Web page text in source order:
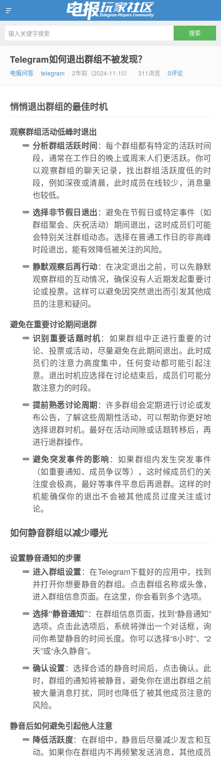
Telegram玩家社区
Telegram如何退出群组不被发现？
电报问答 telegram 2年前（2024-11-10） 311浏览 0评论
悄悄退出群组的最佳时机
观察群组活动低峰时退出
分析群组活跃时间：每个群组都有特定的活跃时间
段，通常在工作日的晚上或周末人们更活跃。你可
以观察群组的聊天记录，找出群组活跃度低的时
段，例如深夜或清晨，此时成员在线较少，消息量
也较低。
选择非节假日退出 ：避免在节假日或特定事件（如
群组聚会、庆祝活动）期间退出，这时成员们可能
会特别关注群组动态。选择在普通工作日的非高峰
时段退出，能有效降低被关注的风险。
静默观察后再行动：在决定退出之前，可以先静默
观察群组的互动情况，确保没有人近期发起重要讨
论或投票。这样可以避免因突然退出而引发其他成
员的注意和疑问。
避免在重要讨论期间退群
识别重要话题时机：如果群组中正进行重要的讨
论、投票或活动，尽量避免在此期间退出。此时成
员们的注意力高度集中，任何变动都可能引起注
意。退出时机应选择在讨论结束后，成员们可能分
散注意力的时段。
提前熟悉讨论周期：许多群组会定期进行讨论或发
布公告，了解这些周期性活动，可以帮助你更好地
选择退群时机。最好在活动间隙或话题转移后，再
进行退群操作。
避免突发事件的影响 ：如果群组内发生突发事件
（如重要通知、成员争议等），这时候成员们的关
注度会极高，最好等事件平息后再退群。这样的时
机能确保你的退出不会被其他成员过度关注或讨
论。
如何静音群组以减少曝光
设置静音通知的步骤
进入群组设置：在Telegram下载好的应用中，找到
并打开你想要静音的群组。点击群组名称或头像，
进入群组信息页面。在这里，你会看到多个选项。
选择“静音通知”：在群组信息页面，找到“静音通知”
选项。点击此选项后，系统将弹出一个对话框，询
问你希望静音的时间长度。你可以选择“8小时”、“2
天”或“永久静音”。
确认设置：选择合适的静音时间后，点击确认。此
时，群组的通知将被静音，避免你在退出群组之前
被大量消息打扰，同时也降低了被其他成员注意的
风险。
静音后如何避免引起他人注意
降低活跃度：在群组中，静音后尽量减少发言和互
动。如果你在群组内不再频繁发送消息，其他成员